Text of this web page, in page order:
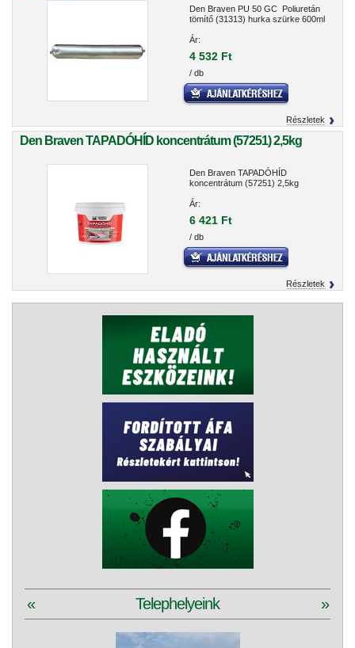
Den Braven PU 50 GC Poliuretán
tömítő (31313) hurka szürke 600ml
Ár:
4 532 Ft
/ db
Részletek
Den Braven TAPADÓHÍD koncentrátum (57251) 2,5kg
Den Braven TAPADÓHÍD
koncentrátum (57251) 2,5kg
Ár:
6 421 Ft
/ db
Részletek
Telephelyeink
« »